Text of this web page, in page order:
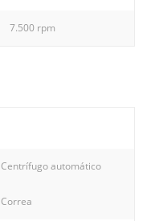
7.500 rpm
Centrífugo automático
Correa